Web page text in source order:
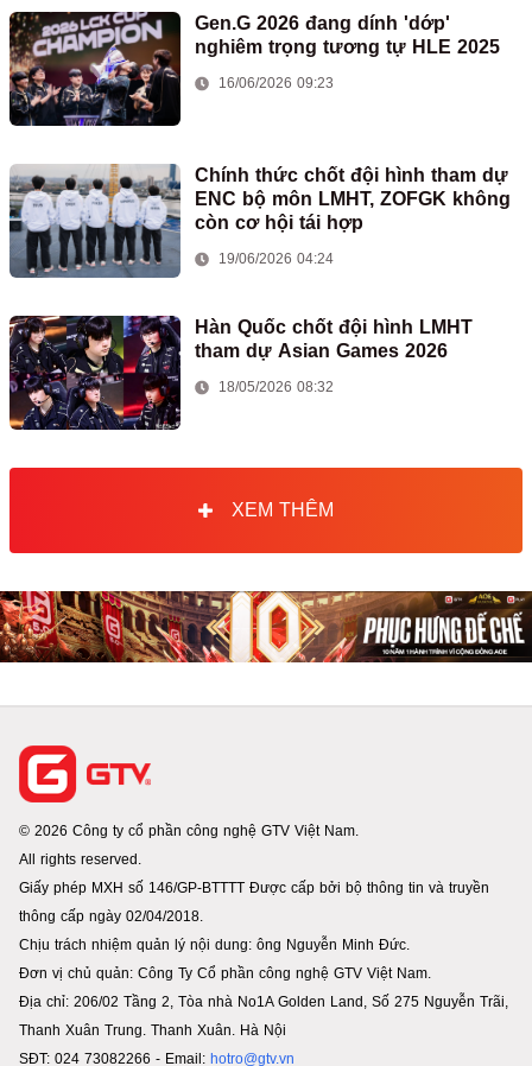
Gen.G 2026 đang dính 'dớp'
nghiêm trọng tương tự HLE 2025
16/06/2026 09:23
Chính thức chốt đội hình tham dự
ENC bộ môn LMHT, ZOFGK không
còn cơ hội tái hợp
19/06/2026 04:24
Hàn Quốc chốt đội hình LMHT
tham dự Asian Games 2026
18/05/2026 08:32
XEM THÊM
© 2026 Công ty cổ phần công nghệ GTV Việt Nam.
All rights reserved.
Giấy phép MXH số 146/GP-BTTTT Được cấp bởi bộ thông tin và truyền
thông cấp ngày 02/04/2018.
Chịu trách nhiệm quản lý nội dung: ông Nguyễn Minh Đức.
Đơn vị chủ quản: Công Ty Cổ phần công nghệ GTV Việt Nam.
Địa chỉ: 206/02 Tầng 2, Tòa nhà No1A Golden Land, Số 275 Nguyễn Trãi,
Thanh Xuân Trung. Thanh Xuân. Hà Nội
SĐT: 024 73082266 - Email: hotro@gtv.vn